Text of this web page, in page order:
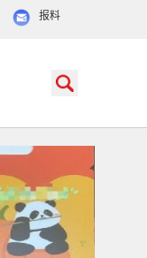
报料